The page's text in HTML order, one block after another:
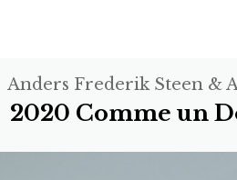
Anders Frederik Steen &
2020 Comme un